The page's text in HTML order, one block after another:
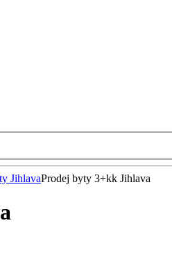
JihlavaProdej byty 3+kk Jihlava